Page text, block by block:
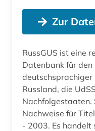
Zur
RussGUS ist eine
Datenbank für
deutschsprachiger Literatur mit Bezug auf
Russland, die
Nachfolgestaaten.
Nachweise für
- 2003. Es